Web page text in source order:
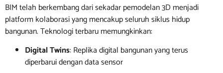
BIM telah berkembang dari sekadar pemodelan 3D menjadi
platform kolaborasi yang mencakup seluruh siklus hidup
bangunan. Teknologi terbaru memungkinkan:
Digital Twins: Replika digital bangunan yang terus
diperbarui dengan data sensor